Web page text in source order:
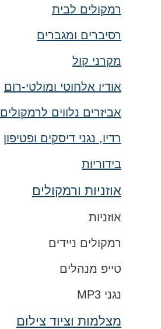
רמקולים לבית
רסיברים ומגברים
מקרני קול
אודיו אלחוטי ומולטי-רום
אביזרים נלווים לרמקולים
רדיו, נגני דיסקים ופטיפון
בידוריות
אוזניות ורמקולים
אוזניות
רמקולים ניידים
טייפ מנהלים
נגני MP3
מצלמות וציוד צילום